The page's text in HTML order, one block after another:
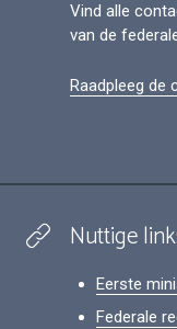
Vind alle
van de
Raadpleeg de
Nuttige
Eerste
Federale